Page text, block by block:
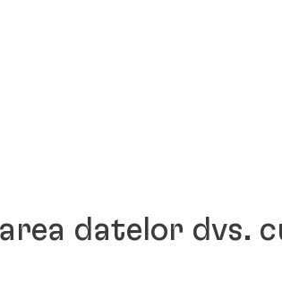
datelor dvs.